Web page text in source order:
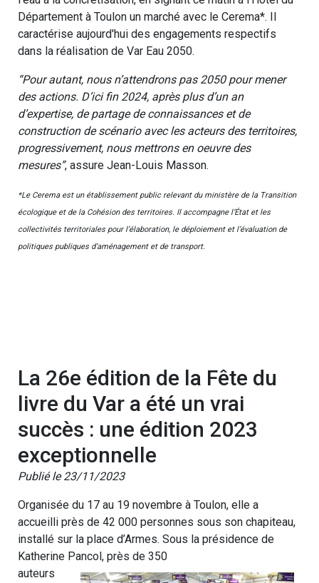
Département à Toulon un marché avec le Cerema*. Il
caractérise aujourd'hui des engagements respectifs
dans la réalisation de Var Eau 2050.
“Pour autant, nous n’attendrons pas 2050 pour mener
des actions. D’ici fin 2024, après plus d’un an
d’expertise, de partage de connaissances et de
construction de scénario avec les acteurs des territoires,
progressivement, nous mettrons en oeuvre des
mesures”, assure Jean-Louis Masson.
*Le Cerema est un établissement public relevant du ministère de la Transition
écologique et de la Cohésion des territoires. Il accompagne l’État et les
collectivités territoriales pour l’élaboration, le déploiement et l’évaluation de
politiques publiques d’aménagement et de transport.
La 26e édition de la Fête du
livre du Var a été un vrai
succès : une édition 2023
exceptionnelle
Publié le 23/11/2023
Organisée du 17 au 19 novembre à Toulon, elle a
accueilli près de 42 000 personnes sous son chapiteau,
installé sur la place d’Armes. Sous la présidence de
Katherine Pancol, près de 350
auteurs